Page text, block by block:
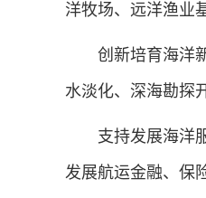
洋牧场、远洋渔业
创新培育海洋新
水淡化、深海勘探
支持发展海洋服
发展航运金融、保